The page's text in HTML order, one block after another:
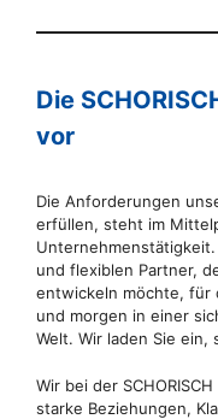
Die
vor
Die Anforderungen
erfüllen, steht im
und flexiblen Partner,
entwickeln möchte, für
und morgen in einer
Welt. Wir laden Sie
Wir bei der
starke Beziehungen,